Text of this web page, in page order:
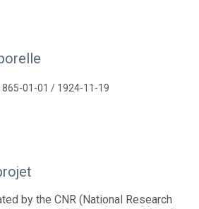
01-01 / 1924-11-19
by the CNR (National Research